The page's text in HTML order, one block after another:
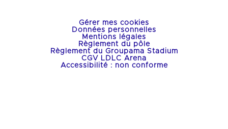
Gérer mes cookies
Données personnelles
Mentions légales
Règlement du pôle
Règlement du Groupama Stadium
CGV LDLC Arena
Accessibilité : non conforme